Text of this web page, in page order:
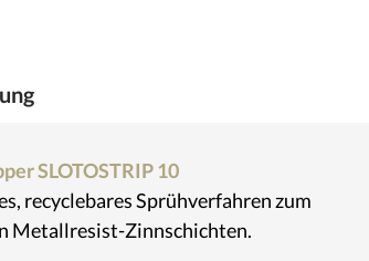
SLOTOSTRIP 10
recyclebares Sprühverfahren zum
Metallresist-Zinnschichten.